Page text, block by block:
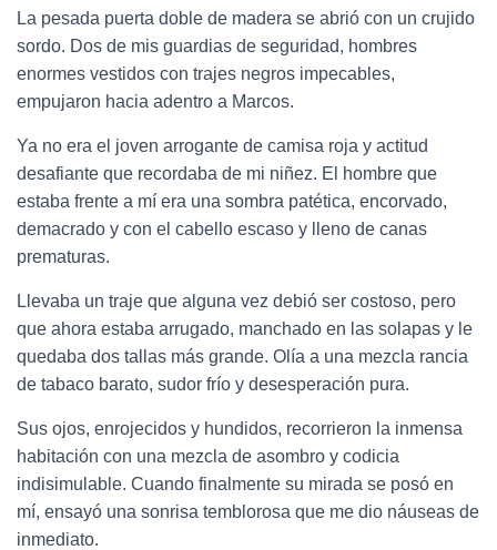
La pesada puerta doble de madera se abrió con un crujido
sordo. Dos de mis guardias de seguridad, hombres
enormes vestidos con trajes negros impecables,
empujaron hacia adentro a Marcos.
Ya no era el joven arrogante de camisa roja y actitud
desafiante que recordaba de mi niñez. El hombre que
estaba frente a mí era una sombra patética, encorvado,
demacrado y con el cabello escaso y lleno de canas
prematuras.
Llevaba un traje que alguna vez debió ser costoso, pero
que ahora estaba arrugado, manchado en las solapas y le
quedaba dos tallas más grande. Olía a una mezcla rancia
de tabaco barato, sudor frío y desesperación pura.
Sus ojos, enrojecidos y hundidos, recorrieron la inmensa
habitación con una mezcla de asombro y codicia
indisimulable. Cuando finalmente su mirada se posó en
mí, ensayó una sonrisa temblorosa que me dio náuseas de
inmediato.